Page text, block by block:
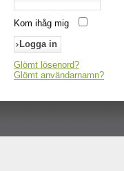
Kom ihåg mig
Glömt lösenord?
Glömt användarnamn?